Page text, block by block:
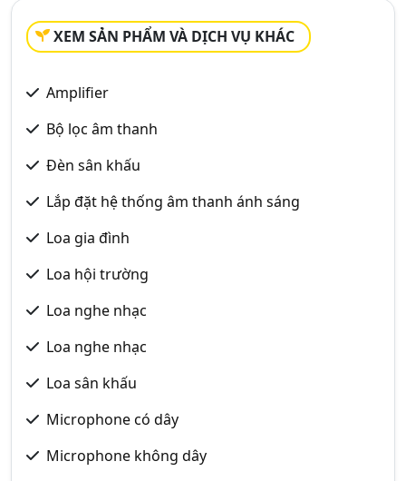
XEM SẢN PHẨM VÀ DỊCH VỤ KHÁC
Amplifier
Bộ lọc âm thanh
Đèn sân khấu
Lắp đặt hệ thống âm thanh ánh sáng
Loa gia đình
Loa hội trường
Loa nghe nhạc
Loa nghe nhạc
Loa sân khấu
Microphone có dây
Microphone không dây